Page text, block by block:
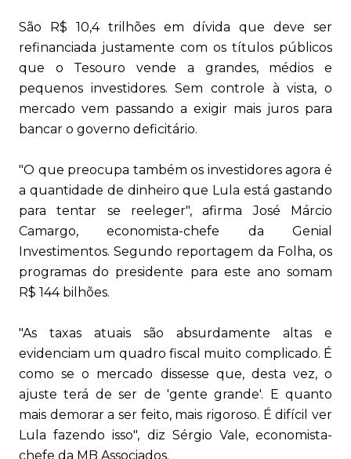
São R$ 10,4 trilhões em dívida que deve ser
refinanciada justamente com os títulos públicos
que o Tesouro vende a grandes, médios e
pequenos investidores. Sem controle à vista, o
mercado vem passando a exigir mais juros para
bancar o governo deficitário.
"O que preocupa também os investidores agora é
a quantidade de dinheiro que Lula está gastando
para tentar se reeleger", afirma José Márcio
Camargo, economista-chefe da Genial
Investimentos. Segundo reportagem da Folha, os
programas do presidente para este ano somam
R$ 144 bilhões.
"As taxas atuais são absurdamente altas e
evidenciam um quadro fiscal muito complicado. É
como se o mercado dissesse que, desta vez, o
ajuste terá de ser de 'gente grande'. E quanto
mais demorar a ser feito, mais rigoroso. É difícil ver
Lula fazendo isso", diz Sérgio Vale, economista-
chefe da MB Associados.